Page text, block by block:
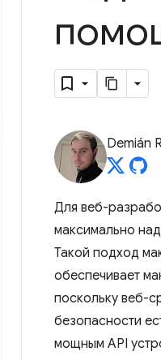
Demián
Для веб-
максимально
Такой подход
обеспечивает
поскольку веб-
безопасности
мощным API